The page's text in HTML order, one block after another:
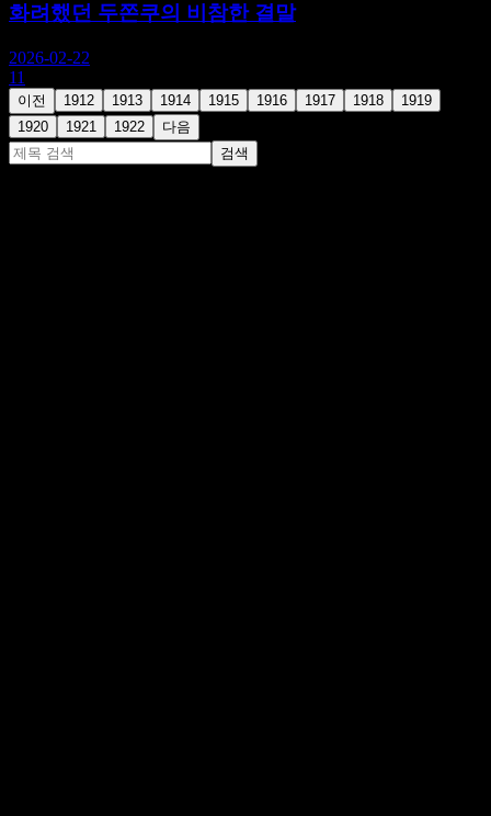
화려했던 두쫀쿠의 비참한 결말
2026-02-22
11
이전 1912 1913 1914 1915 1916 1917 1918
1919
1920
1921 1922
다음
검색